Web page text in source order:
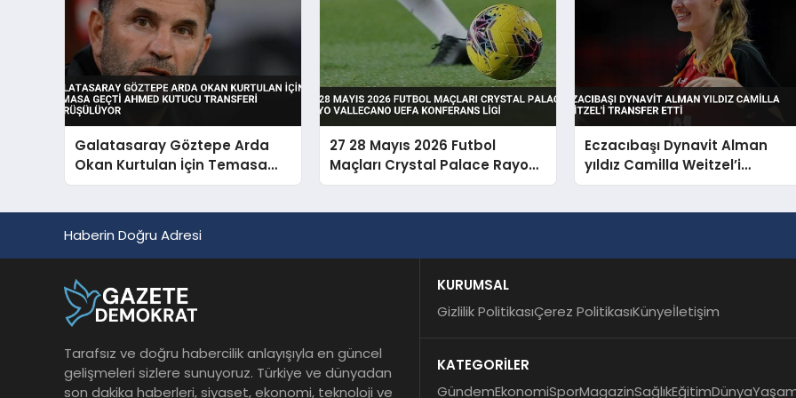
Galatasaray Göztepe Arda
Okan Kurtulan İçin Temasa
Geçti Ahmed Kutucu Transferi
27 28 Mayıs 2026 Futbol
Maçları Crystal Palace Rayo
Vallecano UEFA Konferans Ligi
Eczacıbaşı Dynavit Alman
yıldız Camilla Weitzel’i
transfer etti
Haberin Doğru Adresi
Tarafsız ve doğru habercilik anlayışıyla en güncel
gelişmeleri sizlere sunuyoruz. Türkiye ve dünyadan
son dakika haberleri, siyaset, ekonomi, teknoloji ve
KURUMSAL
Gizlilik PolitikasıÇerez PolitikasıKünyeİletişim
KATEGORİLER
GündemEkonomiSporMagazinSağlıkEğitimDünya